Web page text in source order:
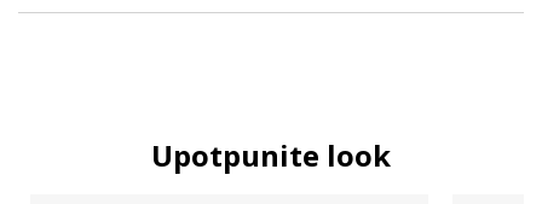
Upotpunite look